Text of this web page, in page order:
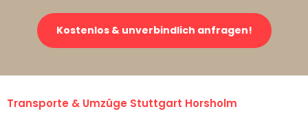
Kostenlos & unverbindlich anfragen!
Transporte & Umzüge Stuttgart Horsholm